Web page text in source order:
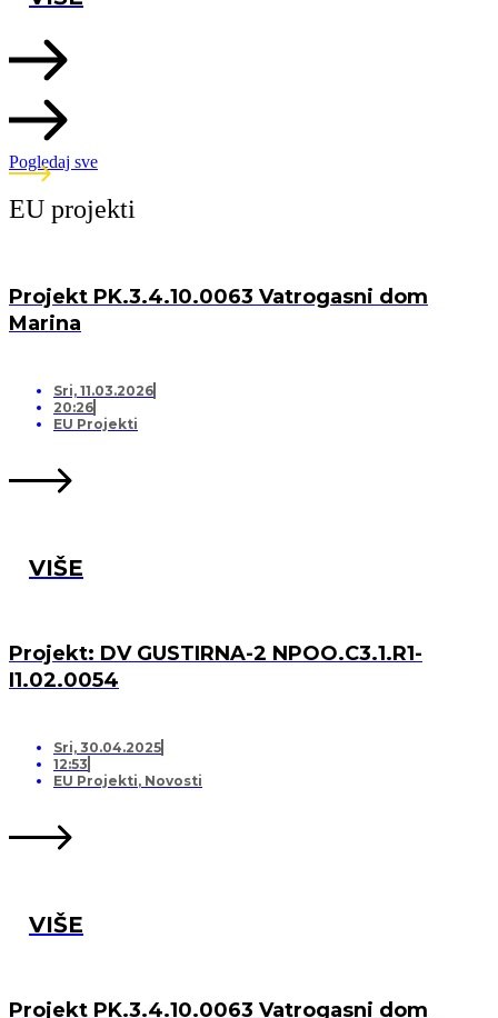
Pogledaj sve
EU projekti
Projekt PK.3.4.10.0063 Vatrogasni dom
Marina
Sri, 11.03.2026
20:26
EU Projekti
VIŠE
Projekt: DV GUSTIRNA-2 NPOO.C3.1.R1-
I1.02.0054
Sri, 30.04.2025
12:53
EU Projekti, Novosti
VIŠE
Projekt PK.3.4.10.0063 Vatrogasni dom